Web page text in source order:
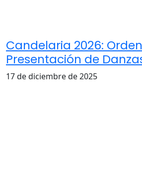
Candelaria 2026:
Presentación de
17 de diciembre de 2025